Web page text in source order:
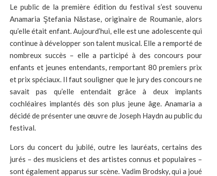
Le public de la première édition du festival s’est souvenu
Anamaria Ştefania Năstase, originaire de Roumanie, alors
qu’elle était enfant. Aujourd’hui, elle est une adolescente qui
continue à développer son talent musical. Elle a remporté de
nombreux succès – elle a participé à des concours pour
enfants et jeunes entendants, remportant 80 premiers prix
et prix spéciaux. Il faut souligner que le jury des concours ne
savait pas qu’elle entendait grâce à deux implants
cochléaires implantés dès son plus jeune âge. Anamaria a
décidé de présenter une œuvre de Joseph Haydn au public du
festival.
Lors du concert du jubilé, outre les lauréats, certains des
jurés – des musiciens et des artistes connus et populaires –
sont également apparus sur scène. Vadim Brodsky, qui a joué